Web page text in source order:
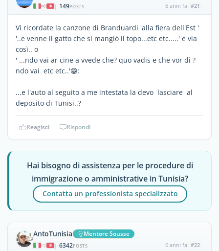
| 149POSTS 6 anni fa #21
Vi ricordate la canzone di Branduardi 'alla fiera dell'Est '
'..e venne il gatto che si mangiò il topo...etc etc.....' e via
così.. o
' ...ndo vai ar cine a vvede che? quo vadis e che vor dì ?
ndo vai etc etc..'😁:
...e l'auto al seguito a me intestata la devo lasciare al
deposito di Tunisi..?
Reagisci Rispondi
Hai bisogno di assistenza per le procedure di
immigrazione o amministrative in Tunisia?
Contatta un professionista specializzato
AntoTunisia Mentore Sousse
| 6342POSTS 6 anni fa #22